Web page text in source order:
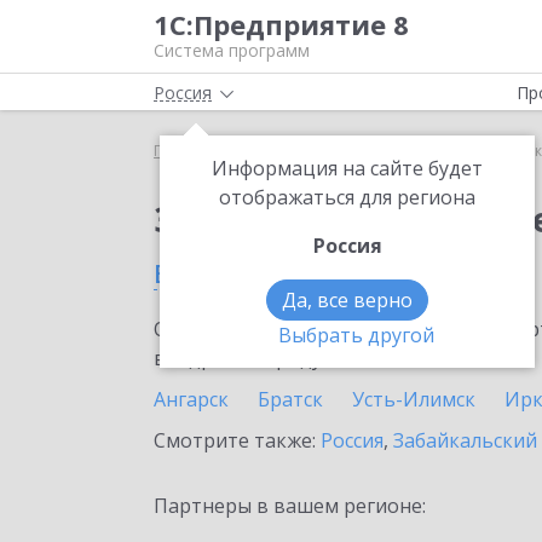
1С:Предприятие 8
Система программ
Россия
Информация на сайте будет
отображаться для региона
Россия
Да, все верно
Выбрать другой
Главная
Заказать 1С:Сканер
в Иркутской области
Ознакомьтесь с информационными
внедрение продукта.
Ангарск
Братск Усть-Илимск
Смотрите также: Россия,
Партнеры в вашем регионе: